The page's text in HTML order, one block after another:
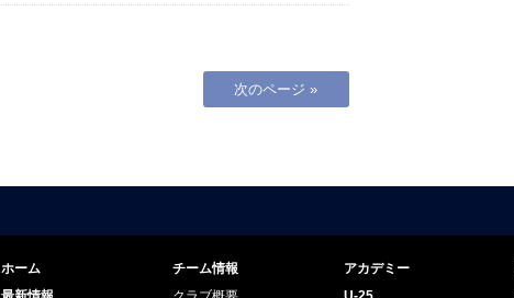
次のページ »
ホーム
チーム情報
アカデミー